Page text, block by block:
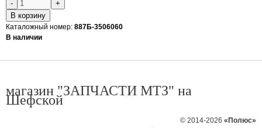
В корзину
Каталожный номер: 887Б-3506060
В наличии
магазин "ЗАПЧАСТИ МТЗ" на
Шефской
© 2014-2026 «Полюс»